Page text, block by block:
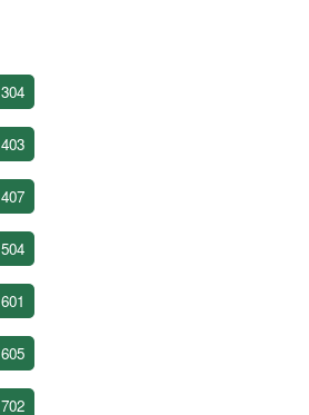
304
403
407
504
601
605
702